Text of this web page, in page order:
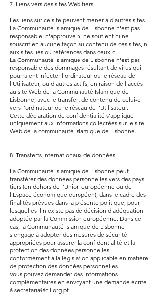
7. Liens vers des sites Web tiers
Les liens sur ce site peuvent mener à d'autres sites.
La Communauté Islamique de Lisbonne n'est pas
responsable, n'approuve ni ne soutient ni ne
souscrit en aucune façon au contenu de ces sites, ni
aux sites liés ou référencés dans ceux-ci.
La Communauté Islamique de Lisbonne n'est pas
responsable des dommages résultant de virus qui
pourraient infecter l'ordinateur ou le réseau de
l'Utilisateur, ou d'autres actifs, en raison de l'accès
au site Web de la Communauté Islamique de
Lisbonne, avec le transfert de contenu de celui-ci
vers l'ordinateur ou le réseau de l'Utilisateur.
Cette déclaration de confidentialité s'applique
uniquement aux informations collectées sur le site
Web de la communauté islamique de Lisbonne.
8. Transferts internationaux de données
La Communauté islamique de Lisbonne peut
transférer des données personnelles vers des pays
tiers (en dehors de l'Union européenne ou de
l'Espace économique européen), dans le cadre des
finalités prévues dans la présente politique, pour
lesquelles il n'existe pas de décision d'adéquation
adoptée par la Commission européenne. Dans ce
cas, la Communauté Islamique de Lisbonne
s'engage à adopter des mesures de sécurité
appropriées pour assurer la confidentialité et la
protection des données personnelles,
conformément à la législation applicable en matière
de protection des données personnelles.
Vous pouvez demander des informations
complémentaires en envoyant une demande écrite
à secretaria@cil.org.pt